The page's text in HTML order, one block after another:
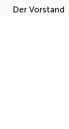
Der Vorstand